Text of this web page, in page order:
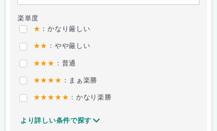
楽単度
★ ：かなり厳しい
★★ ：やや厳しい
★★★ ：普通
★★★★ ：まぁ楽勝
★★★★★ ：かなり楽勝
より詳しい条件で探す